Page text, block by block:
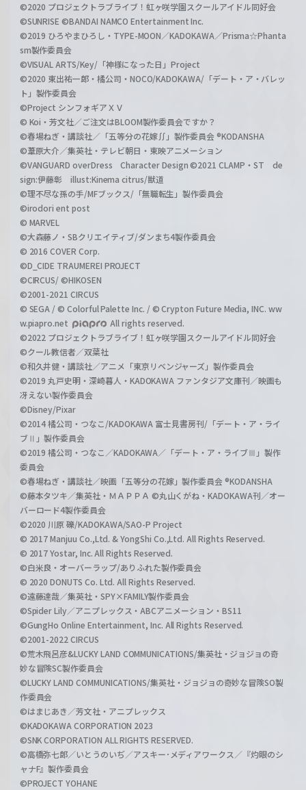
©2020 プロジェクトラブライブ！虹ヶ咲学園スクールアイドル同好会
©SUNRISE ©BANDAI NAMCO Entertainment Inc.
©2019 ひろやまひろし・TYPE-MOON／KADOKAWA／Prisma☆Phanta
sm製作委員会
©VISUAL ARTS/Key/「神様になった日」Project
©2020 東出祐一郎・橘公司・NOCO/KADOKAWA/「デート・ア・バレッ
ト」製作委員会
©Project シンフォギアＸＶ
© Koi・芳文社／ご注文はBLOOM製作委員会ですか？
©春場ねぎ・講談社／「五等分の花嫁∬」製作委員会 ®KODANSHA
©葦原大介／集英社・テレビ朝日・東映アニメーション
©VANGUARD overDress Character Design ©2021 CLAMP・ST de
sign:伊藤彰 illust:Kinema citrus/獣道
©理不尽な孫の手/MFブックス/「無職転生」製作委員会
©irodori ent post
© MARVEL
©大森藤ノ・SBクリエイティブ/ダンまち4製作委員会
© 2016 COVER Corp.
©D_CIDE TRAUMEREI PROJECT
©CIRCUS/ ©HIKOSEN
©2001-2021 CIRCUS
© SEGA / © Colorful Palette Inc. / © Crypton Future Media, INC. ww
w.piapro.net
All rights reserved.
©2022 プロジェクトラブライブ！虹ヶ咲学園スクールアイドル同好会
©クール教信者／双葉社
©和久井健・講談社／アニメ「東京リベンジャーズ」製作委員会
©2019 丸戸史明・深崎暮人・KADOKAWA ファンタジア文庫刊／映画も
冴えない製作委員会
©Disney/Pixar
©2014 橘公司・つなこ/KADOKAWA 富士見書房刊/「デート・ア・ライ
ブⅡ」製作委員会
©2019 橘公司・つなこ／KADOKAWA／「デート・ア・ライブⅢ」製作
委員会
©春場ねぎ・講談社／映画「五等分の花嫁」製作委員会 ®KODANSHA
©藤本タツキ／集英社・ＭＡＰＰＡ ©丸山くがね・KADOKAWA刊／オー
バーロード4製作委員会
©2020 川原 礫/KADOKAWA/SAO-P Project
© 2017 Manjuu Co.,Ltd. & YongShi Co.,Ltd. All Rights Reserved.
© 2017 Yostar, Inc. All Rights Reserved.
©白米良・オーバーラップ/ありふれた製作委員会
© 2020 DONUTS Co. Ltd. All Rights Reserved.
©遠藤達哉／集英社・SPY×FAMILY製作委員会
©Spider Lily／アニプレックス・ABCアニメーション・BS11
©GungHo Online Entertainment, Inc. All Rights Reserved.
©2001-2022 CIRCUS
©荒木飛呂彦&LUCKY LAND COMMUNICATIONS/集英社・ジョジョの奇
妙な冒険SC製作委員会
©LUCKY LAND COMMUNICATIONS/集英社・ジョジョの奇妙な冒険SO製
作委員会
©はまじあき／芳文社・アニプレックス
©KADOKAWA CORPORATION 2023
©SNK CORPORATION ALL RIGHTS RESERVED.
©高橋弥七郎／いとうのいぢ／アスキー･メディアワークス／『灼眼のシ
ャナF』製作委員会
©PROJECT YOHANE